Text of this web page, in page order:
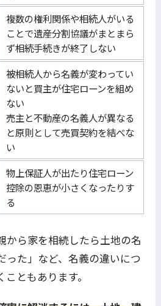
複数の権利関係や相続人がいる
ことで遺産分割協議がまとまら
ず相続手続きが終了しない
被相続人から名義が変わってい
ないと買主が住宅ローンを組め
ない
売主と不動産の名義人が異なる
と原則として売買契約を結べな
い
物上保証人が出たり住宅ローン
控除の恩恵が小さくなったりす
る
から家を相続したら土地の名
った」など、名義の違いにつ
ともあります。